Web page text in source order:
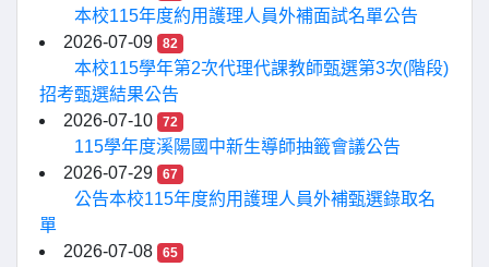
本校115年度約用護理人員外補面試名單公告
2026-07-09
82
本校115學年第2次代理代課教師甄選第3次(階段)
招考甄選結果公告
2026-07-10
72
115學年度溪陽國中新生導師抽籤會議公告
2026-07-29
67
公告本校115年度約用護理人員外補甄選錄取名
單
2026-07-08
65